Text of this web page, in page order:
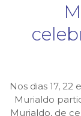
Nos dias 17,
Murialdo
Murialdo, de